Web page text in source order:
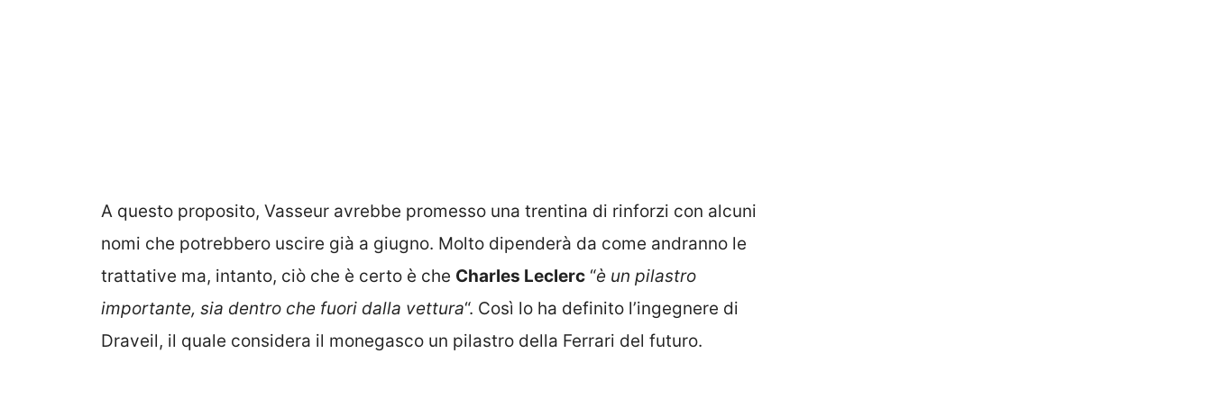
A questo proposito, Vasseur avrebbe promesso una trentina di rinforzi con alcuni
nomi che potrebbero uscire già a giugno. Molto dipenderà da come andranno le
trattative ma, intanto, ciò che è certo è che Charles Leclerc “è un pilastro
importante, sia dentro che fuori dalla vettura“. Così lo ha definito l’ingegnere di
Draveil, il quale considera il monegasco un pilastro della Ferrari del futuro.